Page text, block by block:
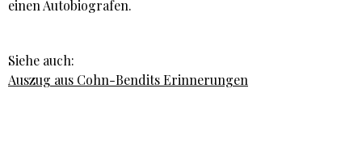
einen Autobiografen.
Siehe auch:
Auszug aus Cohn-Bendits Erinnerungen